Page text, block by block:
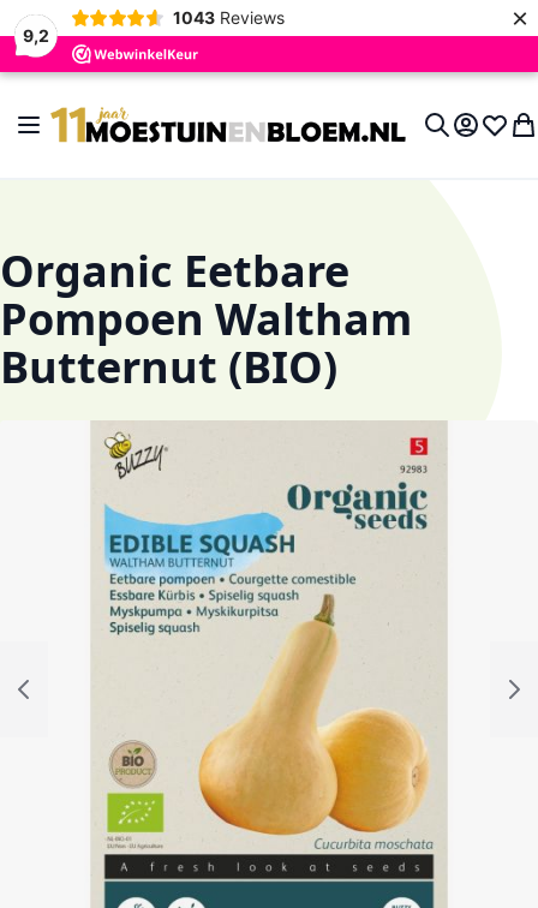
9,2
1043 Reviews ×
Toggle Nav
Account
Organic Eetbare
Pompoen Waltham
Butternut (BIO)